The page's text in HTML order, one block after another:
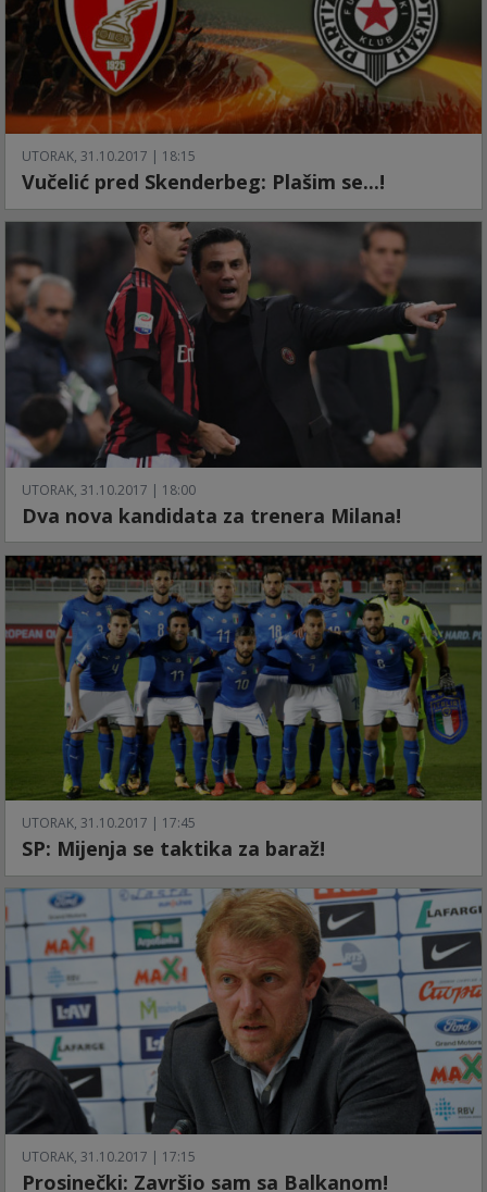
UTORAK, 31.10.2017 | 18:15
Vučelić pred Skenderbeg: Plašim se...!
UTORAK, 31.10.2017 | 18:00
Dva nova kandidata za trenera Milana!
UTORAK, 31.10.2017 | 17:45
SP: Mijenja se taktika za baraž!
UTORAK, 31.10.2017 | 17:15
Prosinečki: Završio sam sa Balkanom!